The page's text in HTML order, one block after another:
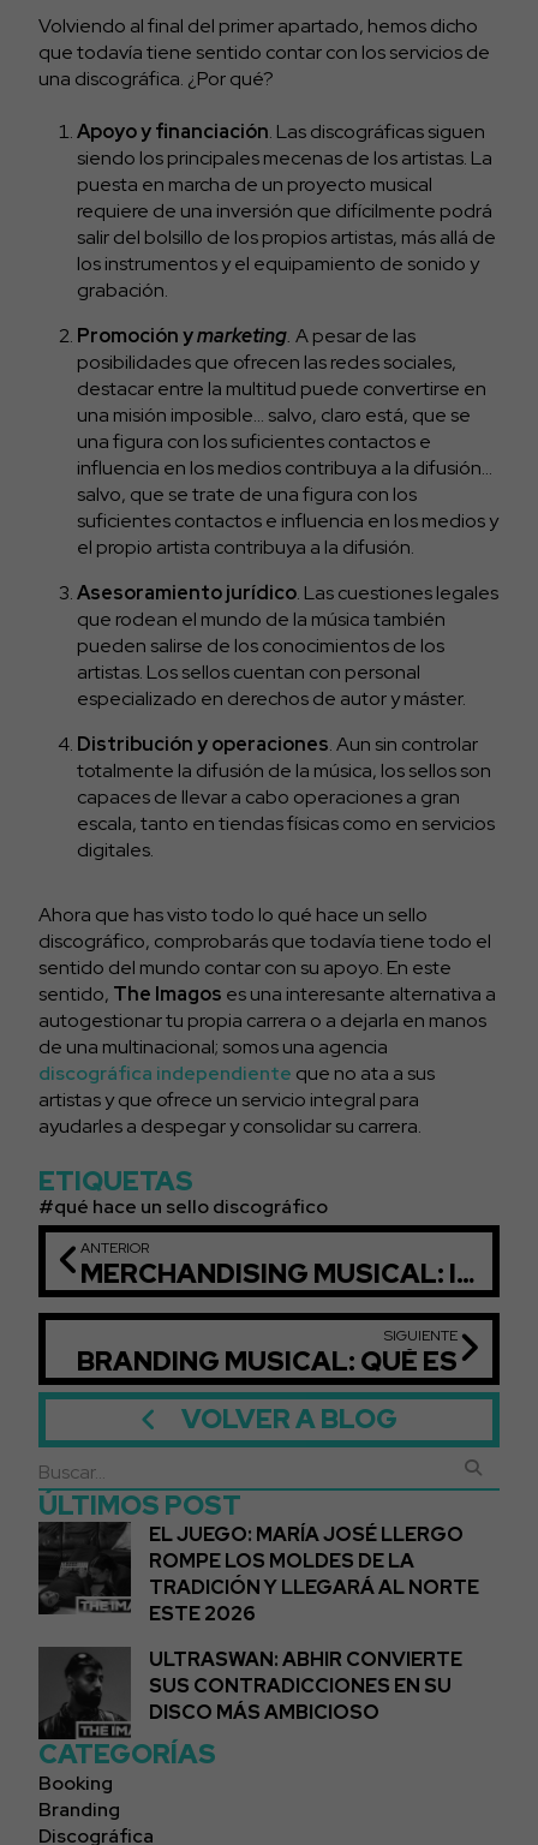
Volviendo al final del primer apartado, hemos dicho
que todavía tiene sentido contar con los servicios de
una discográfica. ¿Por qué?
Apoyo y financiación. Las discográficas siguen
siendo los principales mecenas de los artistas. La
puesta en marcha de un proyecto musical
requiere de una inversión que difícilmente podrá
salir del bolsillo de los propios artistas, más allá de
los instrumentos y el equipamiento de sonido y
grabación.
Promoción ymarketing. A pesar de las
posibilidades que ofrecen las redes sociales,
destacar entre la multitud puede convertirse en
una misión imposible… salvo, claro está, que se
una figura con los suficientes contactos e
influencia en los medios contribuya a la difusión…
salvo, que se trate de una figura con los
suficientes contactos e influencia en los medios y
el propio artista contribuya a la difusión.
Asesoramiento jurídico. Las cuestiones legales
que rodean el mundo de la música también
pueden salirse de los conocimientos de los
artistas. Los sellos cuentan con personal
especializado en derechos de autor y máster.
Distribución y operaciones. Aun sin controlar
totalmente la difusión de la música, los sellos son
capaces de llevar a cabo operaciones a gran
escala, tanto en tiendas físicas como en servicios
digitales.
Ahora que has visto todo lo qué hace un sello
discográfico, comprobarás que todavía tiene todo el
sentido del mundo contar con su apoyo. En este
sentido, The Imagos es una interesante alternativa a
autogestionar tu propia carrera o a dejarla en manos
de una multinacional; somos una agencia
discográfica independiente que no ata a sus
artistas y que ofrece un servicio integral para
ayudarles a despegar y consolidar su carrera.
ETIQUETAS
qué hace un sello discográfico
ANTERIOR
MERCHANDISING MUSICAL: IDEAS Y NOVEDADES
SIGUIENTE
BRANDING MUSICAL: QUÉ ES
VOLVER A BLOG
ÚLTIMOS POST
EL JUEGO: MARÍA JOSÉ LLERGO
ROMPE LOS MOLDES DE LA
TRADICIÓN Y LLEGARÁ AL NORTE
ESTE 2026
ULTRASWAN: ABHIR CONVIERTE
SUS CONTRADICCIONES EN SU
DISCO MÁS AMBICIOSO
CATEGORÍAS
Booking
Branding
Discográfica